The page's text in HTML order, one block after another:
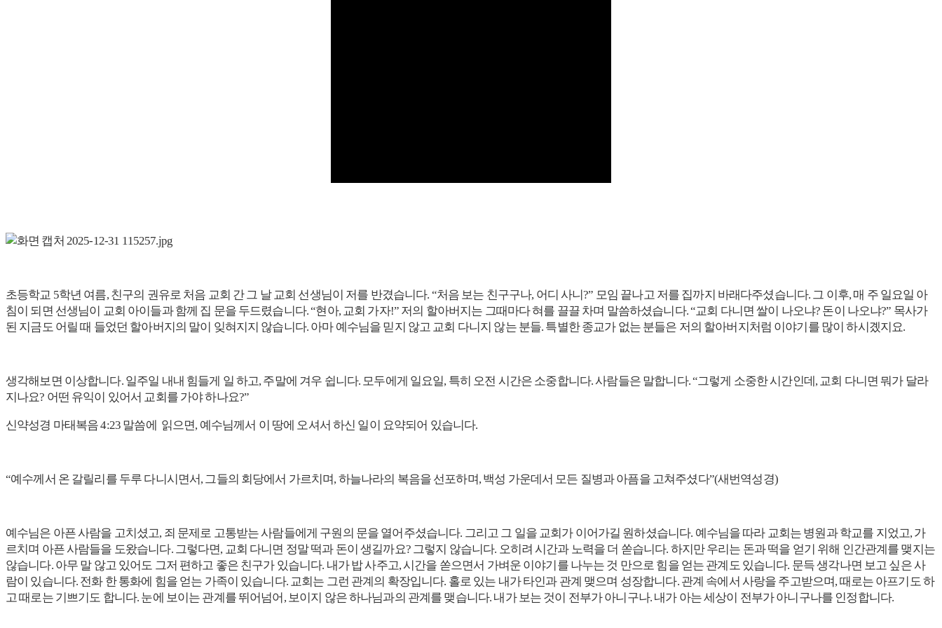
초등학교 5학년 여름, 친구의 권유로 처음 교회 간 그 날 교회 선생님이 저를 반겼습니다. “처음 보는 친구구나, 어디 사니?” 모임 끝나고 저를 집까지 바래다주셨습니다. 그 이후, 매 주 일요일 아
침이 되면 선생님이 교회 아이들과 함께 집 문을 두드렸습니다. “현아, 교회 가자!” 저의 할아버지는 그때마다 혀를 끌끌 차며 말씀하셨습니다. “교회 다니면 쌀이 나오냐? 돈이 나오냐?” 목사가
된 지금도 어릴 때 들었던 할아버지의 말이 잊혀지지 않습니다. 아마 예수님을 믿지 않고 교회 다니지 않는 분들. 특별한 종교가 없는 분들은 저의 할아버지처럼 이야기를 많이 하시곘지요.
생각해보면 이상합니다. 일주일 내내 힘들게 일 하고, 주말에 겨우 쉽니다. 모두에게 일요일, 특히 오전 시간은 소중합니다. 사람들은 말합니다. “그렇게 소중한 시간인데, 교회 다니면 뭐가 달라
지나요? 어떤 유익이 있어서 교회를 가야 하나요?”
신약성경 마태복음 4:23 말씀에 읽으면, 예수님께서 이 땅에 오셔서 하신 일이 요약되어 있습니다.
“예수께서 온 갈릴리를 두루 다니시면서, 그들의 회당에서 가르치며, 하늘나라의 복음을 선포하며, 백성 가운데서 모든 질병과 아픔을 고쳐주셨다”(새번역성경)
예수님은 아픈 사람을 고치셨고, 죄 문제로 고통받는 사람들에게 구원의 문을 열어주셨습니다. 그리고 그 일을 교회가 이어가길 원하셨습니다. 예수님을 따라 교회는 병원과 학교를 지었고, 가
르치며 아픈 사람들을 도왔습니다. 그렇다면, 교회 다니면 정말 떡과 돈이 생길까요? 그렇지 않습니다. 오히려 시간과 노력을 더 쏟습니다. 하지만 우리는 돈과 떡을 얻기 위해 인간관계를 맺지는
않습니다. 아무 말 않고 있어도 그저 편하고 좋은 친구가 있습니다. 내가 밥 사주고, 시간을 쏟으면서 가벼운 이야기를 나누는 것 만으로 힘을 얻는 관계도 있습니다. 문득 생각나면 보고 싶은 사
람이 있습니다. 전화 한 통화에 힘을 얻는 가족이 있습니다. 교회는 그런 관계의 확장입니다. 홀로 있는 내가 타인과 관계 맺으며 성장합니다. 관계 속에서 사랑을 주고받으며, 때로는 아프기도 하
고 때로는 기쁘기도 합니다. 눈에 보이는 관계를 뛰어넘어, 보이지 않은 하나님과의 관계를 맺습니다. 내가 보는 것이 전부가 아니구나. 내가 아는 세상이 전부가 아니구나를 인정합니다.